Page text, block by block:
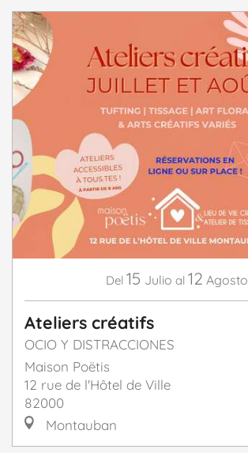
Del 15 Julio al 12 Agosto
Ateliers créatifs
OCIO Y DISTRACCIONES
Maison Poëtis
12 rue de l'Hôtel de Ville
82000
Montauban